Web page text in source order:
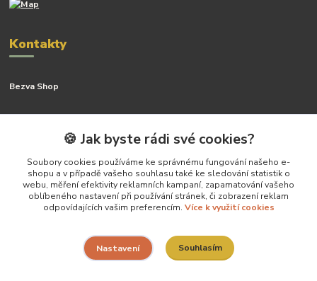
Kontakty
Bezva Shop
+420 799 506 742
(Po-Pá, 8-16 hod.)
katerina@bezva.shop
🍪 Jak byste rádi své cookies?
Soubory cookies používáme ke správnému fungování našeho e-
shopu a v případě vašeho souhlasu také ke sledování statistik o
webu, měření efektivity reklamních kampaní, zapamatování vašeho
oblíbeného nastavení při používání stránek, či zobrazení reklam
odpovídajících vašim preferencím. Více k využití cookies
Nastavení Souhlasím